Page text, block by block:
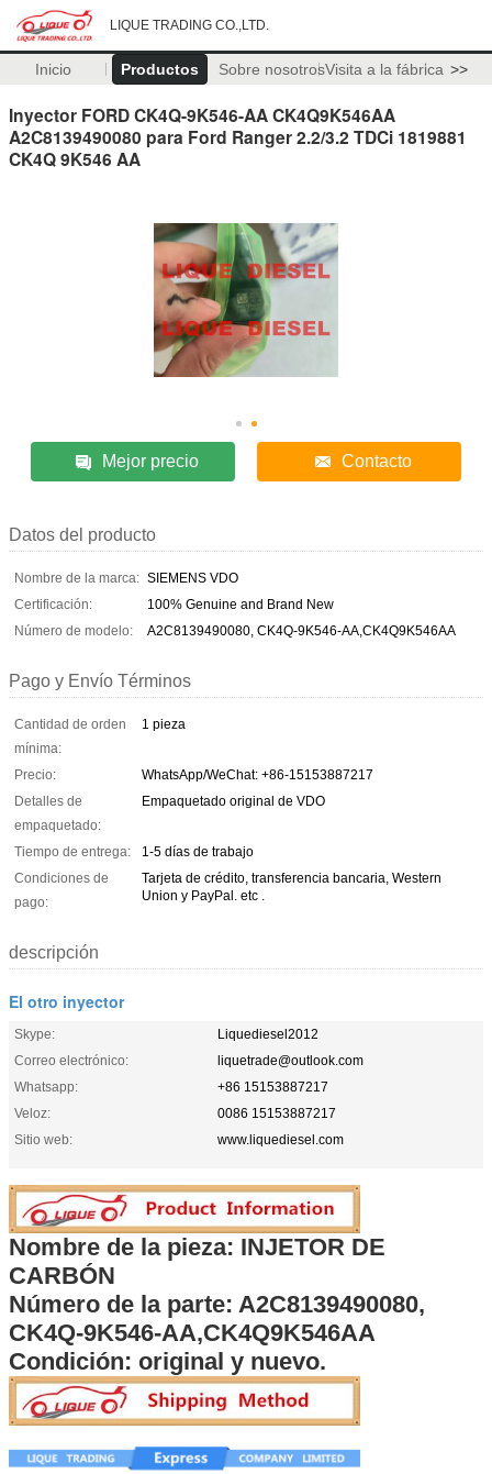
LIQUE TRADING CO.,LTD.
Inicio Productos Sobre nosotrosVisita a la fábrica >>
Inyector FORD CK4Q-9K546-AA CK4Q9K546AA
A2C8139490080 para Ford Ranger 2.2/3.2 TDCi 1819881
CK4Q 9K546 AA
Mejor precio Contacto
Datos del producto
Nombre de la marca: SIEMENS VDO
Certificación:
100% Genuine and Brand New
Número de modelo:
A2C8139490080, CK4Q-9K546-AA,CK4Q9K546AA
Pago y Envío Términos
Cantidad de orden
mínima:
1 pieza
Precio:
WhatsApp/WeChat: +86-15153887217
Detalles de
empaquetado:
Empaquetado original de VDO
Tiempo de entrega:
1-5 días de trabajo
Condiciones de
pago:
Tarjeta de crédito, transferencia bancaria, Western
Union y PayPal. etc .
descripción
El otro inyector
Skype:
Liquediesel2012
Correo electrónico:
liquetrade@outlook.com
Whatsapp:
+86 15153887217
Veloz:
0086 15153887217
Sitio web:
www.liquediesel.com
Nombre de la pieza: INJETOR DE
CARBÓN
Número de la parte: A2C8139490080,
CK4Q-9K546-AA,CK4Q9K546AA
Condición: original y nuevo.